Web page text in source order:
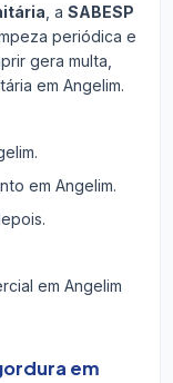
, a SABESP
periódica e
gera multa,
em Angelim.
em Angelim.
em Angelim
em